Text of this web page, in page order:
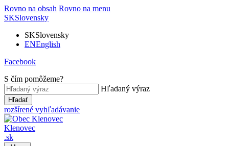
Rovno na obsah Rovno na menu
SKSlovensky
SKSlovensky
ENEnglish
Facebook
S čím pomôžeme?
Hľadaný výraz
Hľadať
rozšírené vyhľadávanie
Klenovec
.sk